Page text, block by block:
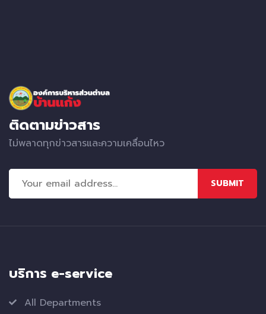
ติดตามข่าวสาร
ไม่พลาดทุกข่าวสารและความเคลื่อนไหว
SUBMIT
บริการ e-service
All Departments